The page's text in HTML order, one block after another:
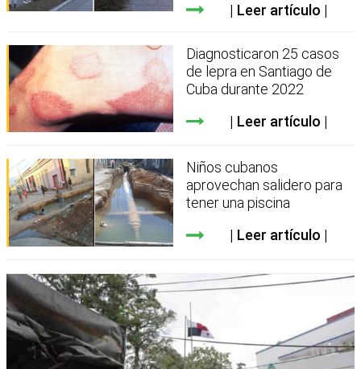
Leer artículo
Diagnosticaron 25 casos
de lepra en Santiago de
Cuba durante 2022
Leer artículo
Niños cubanos
aprovechan salidero para
tener una piscina
Leer artículo